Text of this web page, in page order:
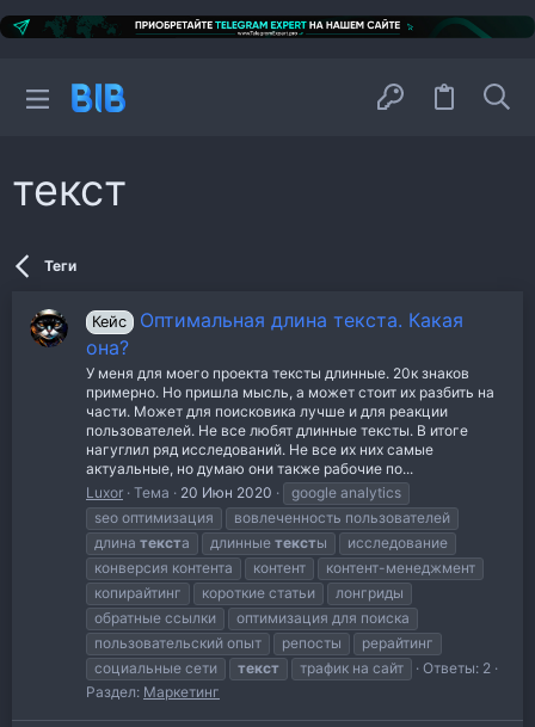
текст
Теги
Кейс
Оптимальная длина текста. Какая
она?
У меня для моего проекта тексты длинные. 20к знаков
примерно. Но пришла мысль, а может стоит их разбить на
части. Может для поисковика лучше и для реакции
пользователей. Не все любят длинные тексты. В итоге
нагуглил ряд исследований. Не все их них самые
актуальные, но думаю они также рабочие по...
Luxor Тема 20 Июн 2020
google analytics
seo оптимизация
вовлеченность пользователей
длина текста длинные тексты
исследование
конверсия контента
контент
контент-менеджмент
копирайтинг
короткие статьи
лонгриды
обратные ссылки
оптимизация для поиска
пользовательский опыт
репосты
рерайтинг
социальные сети
текст трафик на сайт
Ответы: 2
Раздел: Маркетинг